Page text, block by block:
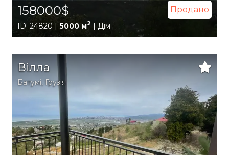
158000$ Продано
ID: 24820 | 5000 м2 | Дім
Вілла
Батумі, Грузія